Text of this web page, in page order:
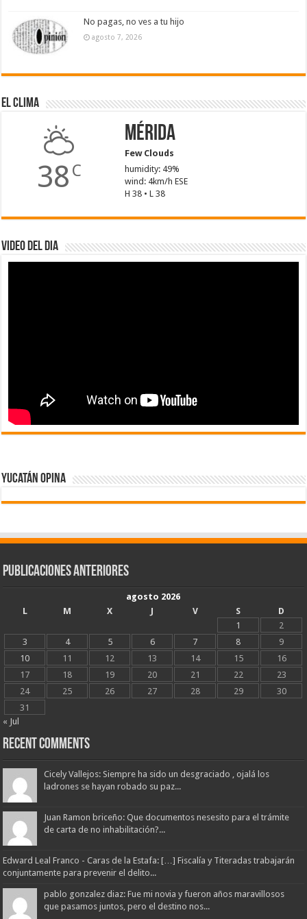
No pagas, no ves a tu hijo
agosto 7, 2026
El Clima
38 C
Mérida
Few Clouds
humidity: 49%
wind: 4km/h ESE
H 38 • L 38
Video del dia
Yucatán Opina
Publicaciones Anteriores
agosto 2026
L
M X J V S
D
1
2
3
4 5 6 7 8
9
10
11 12 13 14 15
16
17
18 19 20 21 22
23
24
25 26 27 28 29
30
31
« Jul
Recent Comments
Cicely Vallejos: Siempre ha sido un desgraciado , ojalá los
ladrones se hayan robado su paz...
Juan Ramon briceño: Que documentos nesesito para el trámite
de carta de no inhabilitación?...
Edward Leal Franco - Caras de la Estafa: […] Fiscalía y Titeradas trabajarán
conjuntamente para prevenir el delito...
pablo gonzalez diaz: Fue mi novia y fueron años maravillosos
que pasamos juntos, pero el destino nos...